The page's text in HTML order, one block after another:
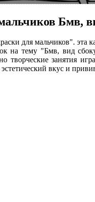
Бмв,
для мальчиков".
на тему "Бмв, вид
творческие занятия
вкус и